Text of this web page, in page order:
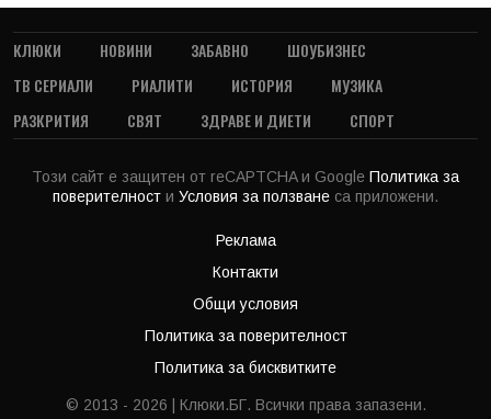
КЛЮКИ НОВИНИ ЗАБАВНО
ШОУБИЗНЕС
ТВ СЕРИАЛИ
РИАЛИТИ ИСТОРИЯ
МУЗИКА
РАЗКРИТИЯ
СВЯТ ЗДРАВЕ И ДИЕТИ СПОРТ
Този сайт е защитен от reCAPTCHA и Google Политика за
поверителност и Условия за ползване са приложени.
Реклама
Контакти
Общи условия
Политика за поверителност
Политика за бисквитките
© 2013 - 2026 | Клюки.БГ. Всички права запазени.